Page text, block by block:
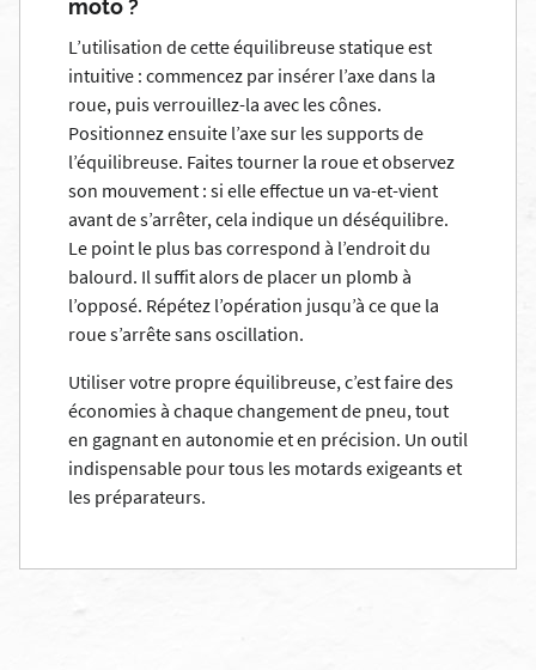
moto ?
L’utilisation de cette équilibreuse statique est
intuitive : commencez par insérer l’axe dans la
roue, puis verrouillez-la avec les cônes.
Positionnez ensuite l’axe sur les supports de
l’équilibreuse. Faites tourner la roue et observez
son mouvement : si elle effectue un va-et-vient
avant de s’arrêter, cela indique un déséquilibre.
Le point le plus bas correspond à l’endroit du
balourd. Il suffit alors de placer un plomb à
l’opposé. Répétez l’opération jusqu’à ce que la
roue s’arrête sans oscillation.
Utiliser votre propre équilibreuse, c’est faire des
économies à chaque changement de pneu, tout
en gagnant en autonomie et en précision. Un outil
indispensable pour tous les motards exigeants et
les préparateurs.